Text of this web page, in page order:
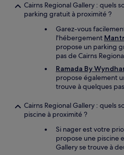
Cairns Regional Gallery : quels
parking gratuit à proximité ?
Garez-vous
l'hébergement
propose un parking
pas de Cairns
Ramada By
propose également
trouve à quelques
Cairns Regional Gallery : quels
piscine à proximité ?
Si nager est votre
propose une piscine
Gallery se trouve à